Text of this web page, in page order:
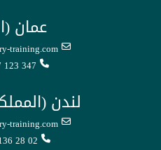
عمان
training.com
123 347
لندن
training.com
28 02